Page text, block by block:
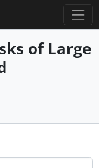
of Large